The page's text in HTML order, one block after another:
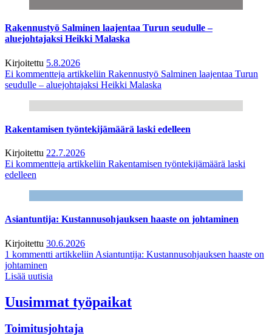
Rakennustyö Salminen laajentaa Turun seudulle –
aluejohtajaksi Heikki Malaska
Kirjoitettu 5.8.2026
Ei kommentteja artikkeliin Rakennustyö Salminen laajentaa Turun
seudulle – aluejohtajaksi Heikki Malaska
Rakentamisen työntekijämäärä laski edelleen
Kirjoitettu 22.7.2026
Ei kommentteja artikkeliin Rakentamisen työntekijämäärä laski
edelleen
Asiantuntija: Kustannusohjauksen haaste on johtaminen
Kirjoitettu 30.6.2026
1 kommentti artikkeliin Asiantuntija: Kustannusohjauksen haaste on
johtaminen
Lisää uutisia
Uusimmat työpaikat
Toimitusjohtaja